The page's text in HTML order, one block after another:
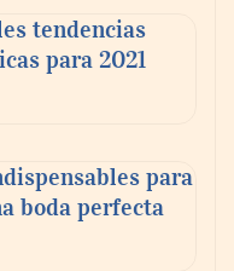
una
tendencias
para 2021
para
boda perfecta